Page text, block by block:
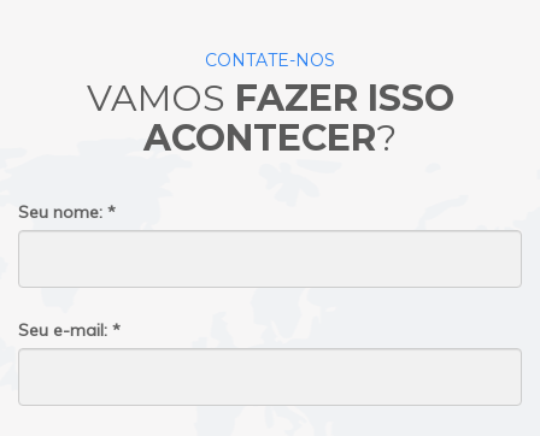
CONTATE-NOS
VAMOS FAZER ISSO
ACONTECER?
Seu nome: *
Seu e-mail: *